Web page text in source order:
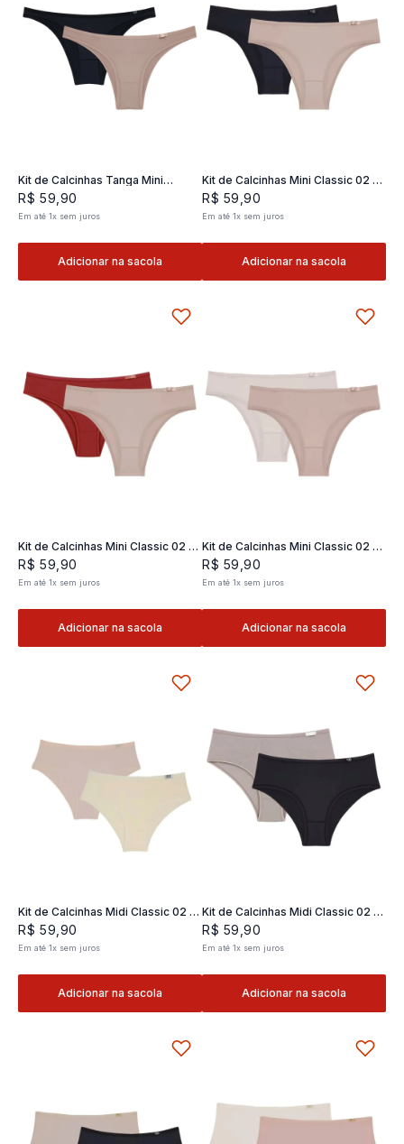
Kit de Calcinhas Tanga Mini
Classic 02- 2 und
R$ 59 90
Em até1x sem juros
Adicionar na sacola
Kit de Calcinhas Mini Classic 02 -
2 und
R$ 59 ,90
Em até 1x sem juros
Adicionar na sacola
Kit de Calcinhas Mini Classic 02 -
2 und
R$ 59 90
Em até1x sem juros
Adicionar na sacola
Kit de Calcinhas Mini Classic 02 -
2 und
R$ 59 ,90
Em até 1x sem juros
Adicionar na sacola
Kit de Calcinhas Midi Classic 02 -
2 und
R$ 59 90
Em até1x sem juros
Adicionar na sacola
Kit de Calcinhas Midi Classic 02 -
2 und
R$ 59 ,90
Em até 1x sem juros
Adicionar na sacola